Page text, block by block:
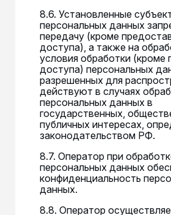
8.6. Установленные
персональных данных
передачу (кроме
доступа), а также на
условия обработки (кроме
доступа) персональных
разрешенных для
действуют в случаях
персональных данных в
государственных,
публичных интересах,
законодательством РФ.
8.7. Оператор при
персональных данных
конфиденциальность
данных.
8.8. Оператор